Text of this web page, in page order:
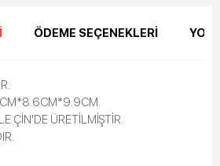
ÖDEME SEÇENEKLERI
ÇİN'DE ÜRETİLMİŞTİR.